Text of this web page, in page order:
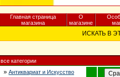
Главная страница
магазина
О
магазине
ИСКАТЬ В
все категории
» Антиквариат и Искуcство